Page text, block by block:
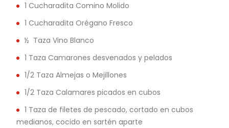
1 Cucharadita Comino Molido
1 Cucharadita Orégano Fresco
½ Taza Vino Blanco
1 Taza Camarones desvenados y pelados
1/2 Taza Almejas o Mejillones
1/2 Taza Calamares picados en cubos
1 Taza de filetes de pescado, cortado en cubos
medianos, cocido en sartén aparte